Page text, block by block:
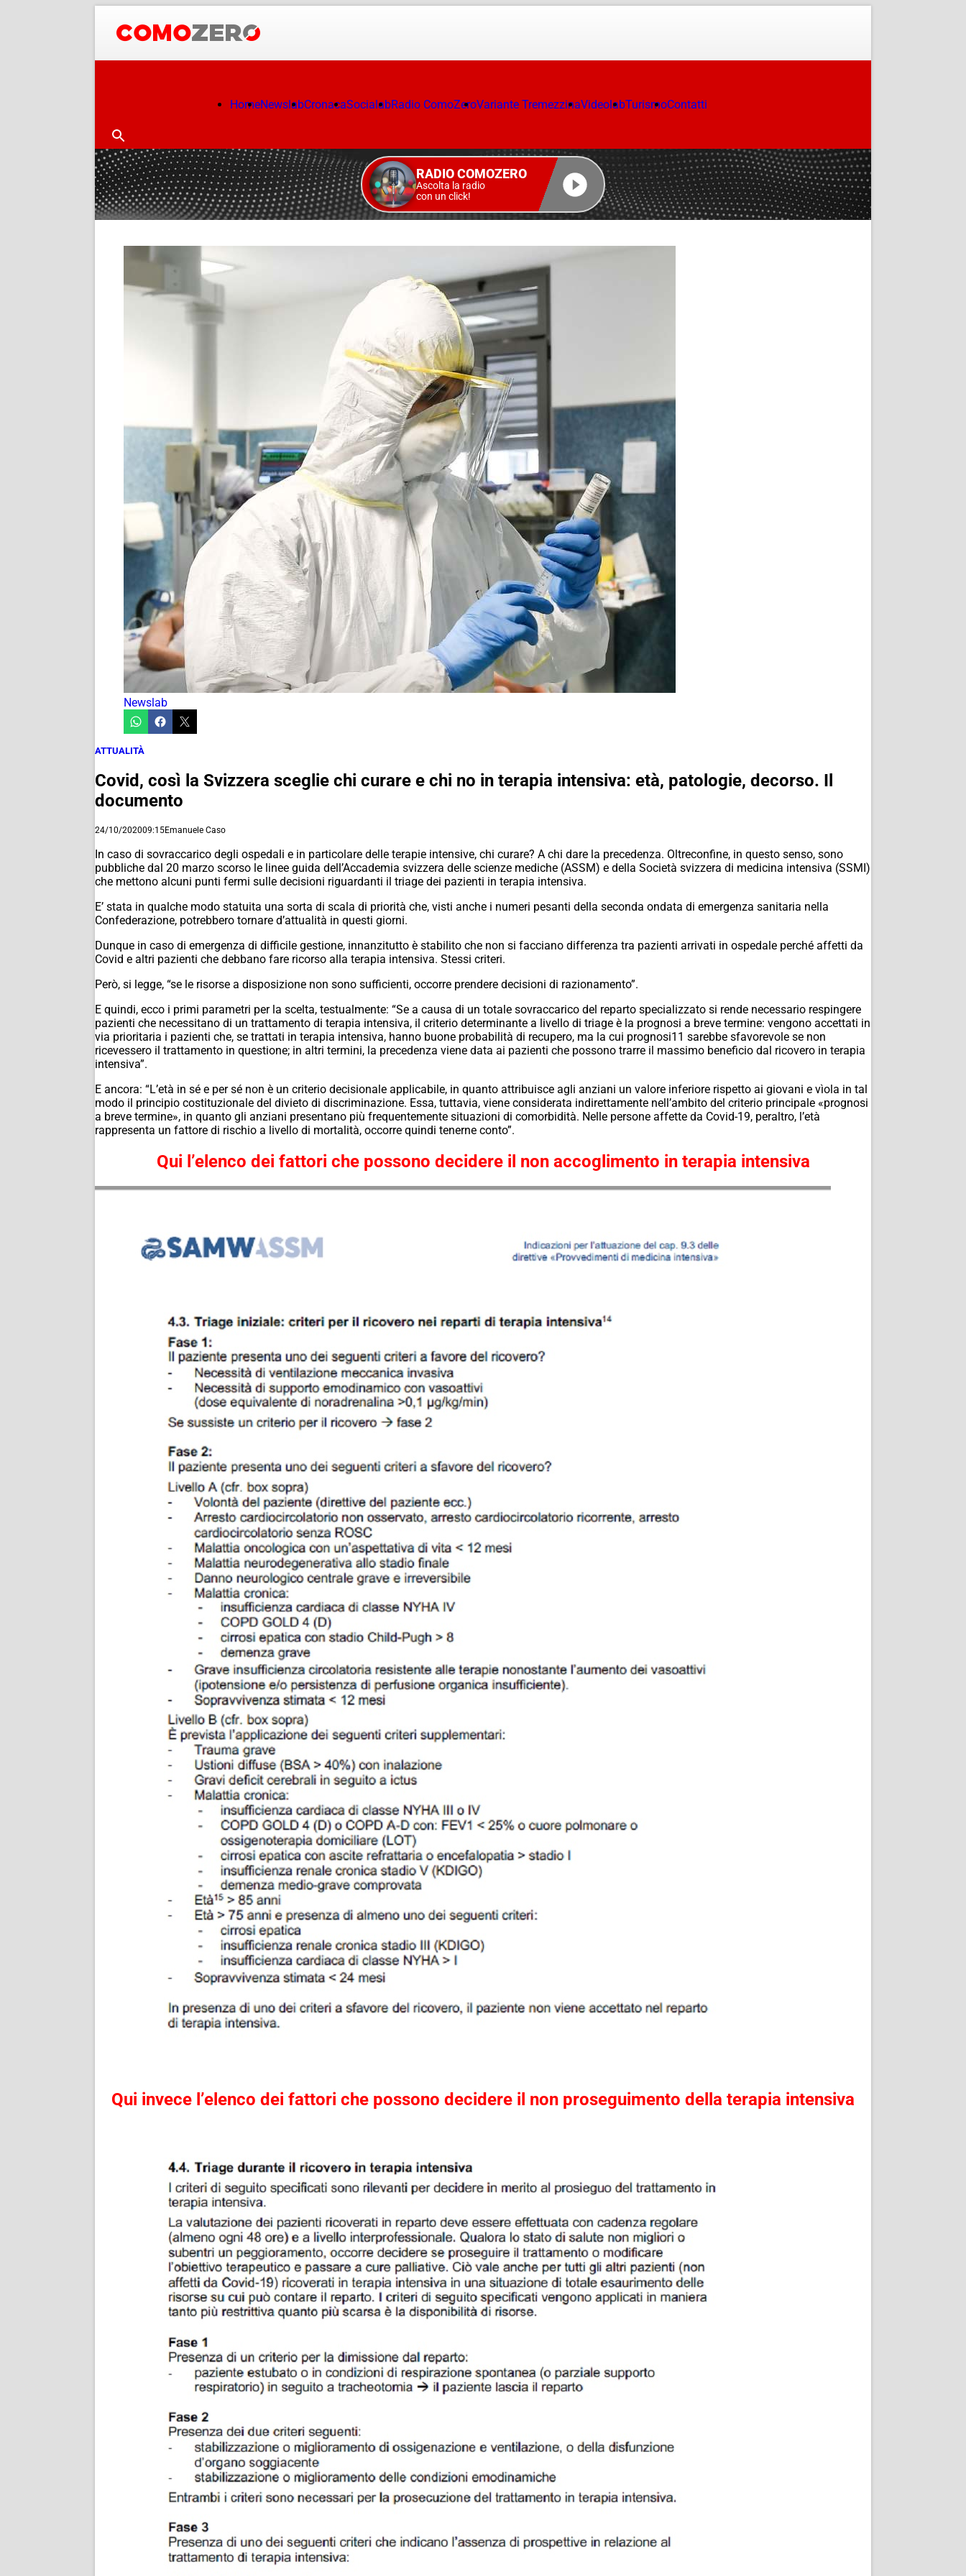
HomeNewslabCronacaSocialabRadio ComoZeroVariante TremezzinaVideolabTurismoContatti
RADIO COMOZERO
Ascolta la radio
con un click!
Newslab
ATTUALITÀ
Covid, così la Svizzera sceglie chi curare e chi no in terapia intensiva: età, patologie, decorso. Il
documento
24/10/202009:15Emanuele Caso
In caso di sovraccarico degli ospedali e in particolare delle terapie intensive, chi curare? A chi dare la precedenza. Oltreconfine, in questo senso, sono
pubbliche dal 20 marzo scorso le linee guida dell’Accademia svizzera delle scienze mediche (ASSM) e della Società svizzera di medicina intensiva (SSMI)
che mettono alcuni punti fermi sulle decisioni riguardanti il triage dei pazienti in terapia intensiva.
E’ stata in qualche modo statuita una sorta di scala di priorità che, visti anche i numeri pesanti della seconda ondata di emergenza sanitaria nella
Confederazione, potrebbero tornare d’attualità in questi giorni.
Dunque in caso di emergenza di difficile gestione, innanzitutto è stabilito che non si facciano differenza tra pazienti arrivati in ospedale perché affetti da
Covid e altri pazienti che debbano fare ricorso alla terapia intensiva. Stessi criteri.
Però, si legge, “se le risorse a disposizione non sono sufficienti, occorre prendere decisioni di razionamento”.
E quindi, ecco i primi parametri per la scelta, testualmente: “Se a causa di un totale sovraccarico del reparto specializzato si rende necessario respingere
pazienti che necessitano di un trattamento di terapia intensiva, il criterio determinante a livello di triage è la prognosi a breve termine: vengono accettati in
via prioritaria i pazienti che, se trattati in terapia intensiva, hanno buone probabilità di recupero, ma la cui prognosi11 sarebbe sfavorevole se non
ricevessero il trattamento in questione; in altri termini, la precedenza viene data ai pazienti che possono trarre il massimo beneficio dal ricovero in terapia
intensiva”.
E ancora: “L’età in sé e per sé non è un criterio decisionale applicabile, in quanto attribuisce agli anziani un valore inferiore rispetto ai giovani e vìola in tal
modo il principio costituzionale del divieto di discriminazione. Essa, tuttavia, viene considerata indirettamente nell’ambito del criterio principale «prognosi
a breve termine», in quanto gli anziani presentano più frequentemente situazioni di comorbidità. Nelle persone affette da Covid-19, peraltro, l’età
rappresenta un fattore di rischio a livello di mortalità, occorre quindi tenerne conto”.
Qui l’elenco dei fattori che possono decidere il non accoglimento in terapia intensiva
Qui invece l’elenco dei fattori che possono decidere il non proseguimento della terapia intensiva